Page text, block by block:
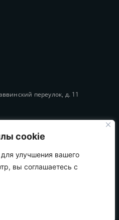
cookie
для улучшения вашего
вы соглашаетесь с
переулок, д. 11
Finance Broker